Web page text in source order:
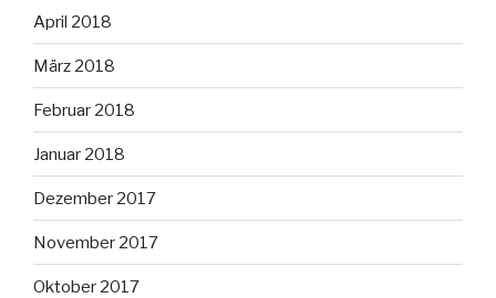
April 2018
März 2018
Februar 2018
Januar 2018
Dezember 2017
November 2017
Oktober 2017